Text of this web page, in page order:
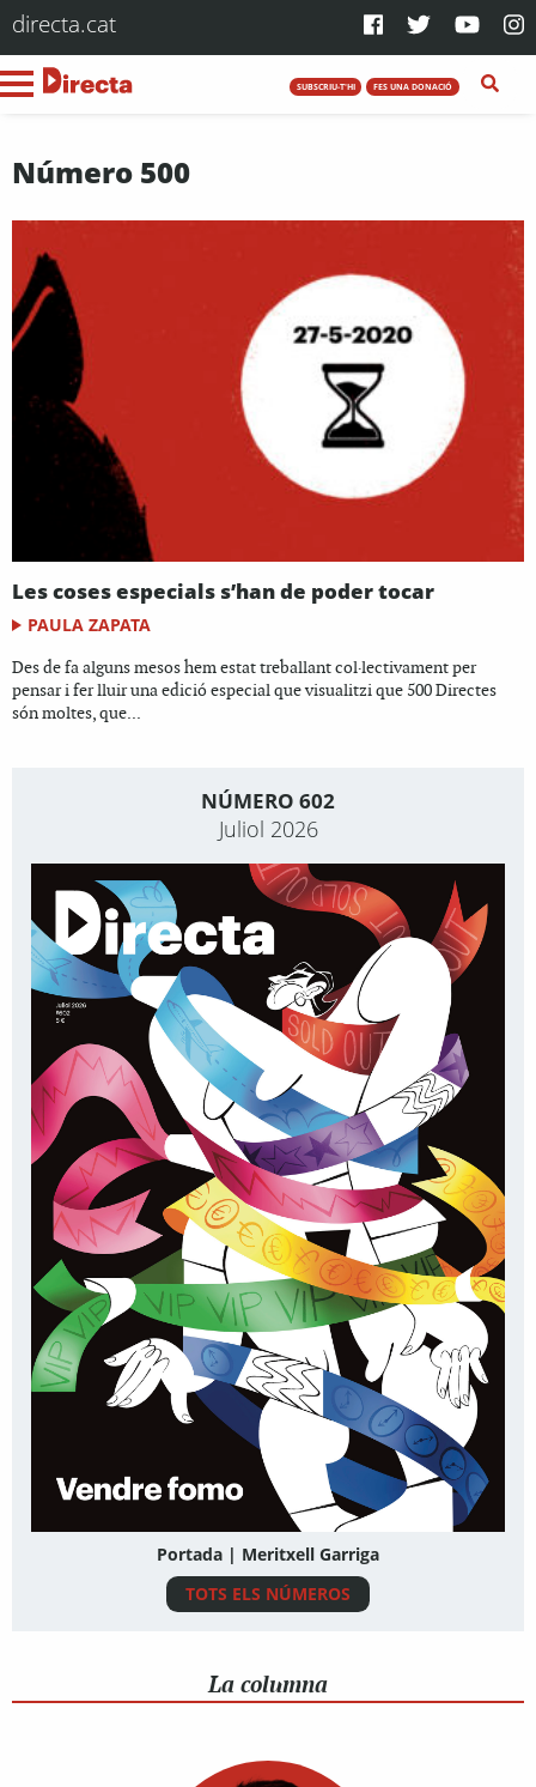
directa.cat
SUBSCRIU-T'HI FES UNA DONACIÓ
Número 500
Les coses especials s’han de poder tocar
PAULA ZAPATA
Des de fa alguns mesos hem estat treballant col·lectivament per
pensar i fer lluir una edició especial que visualitzi que 500 Directes
són moltes, que...
NÚMERO 602
Juliol 2026
Portada | Meritxell Garriga
TOTS ELS NÚMEROS
La columna